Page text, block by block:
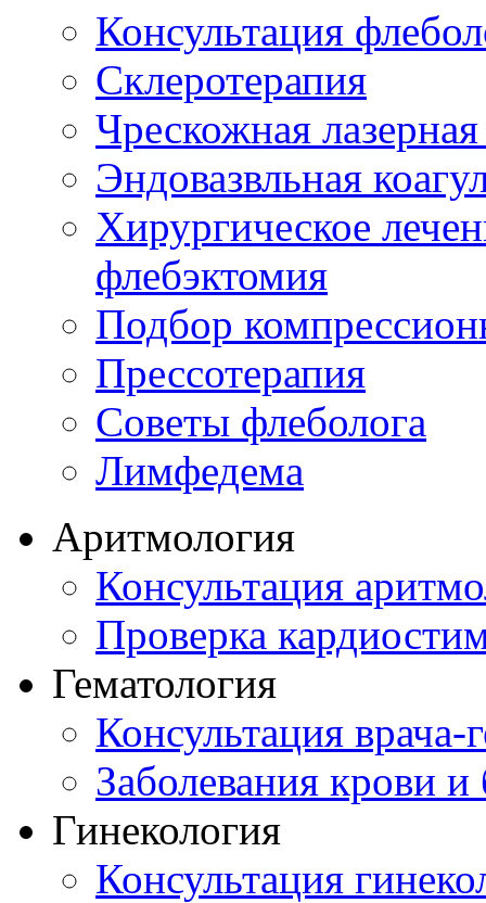
Консультация
Склеротерапия
Чрескожная
Эндовазвльная
Хирургическое
флебэктомия
Подбор
Прессотерапия
Советы флеболога
Лимфедема
Аритмология
Консультация
Проверка
Гематология
Консультация врача-
Заболевания крови и
Гинекология
Консультация